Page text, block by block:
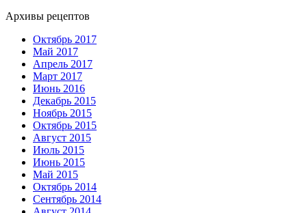
Архивы рецептов
Октябрь 2017
Май 2017
Апрель 2017
Март 2017
Июнь 2016
Декабрь 2015
Ноябрь 2015
Октябрь 2015
Август 2015
Июль 2015
Июнь 2015
Май 2015
Октябрь 2014
Сентябрь 2014